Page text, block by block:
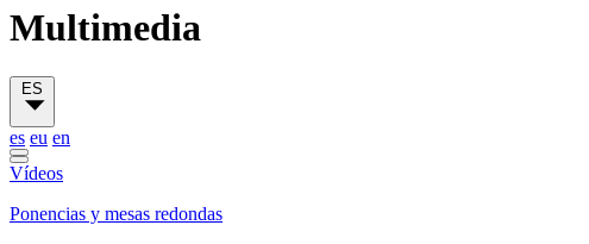
Multimedia
ES
es eu en
Vídeos
Ponencias y mesas redondas